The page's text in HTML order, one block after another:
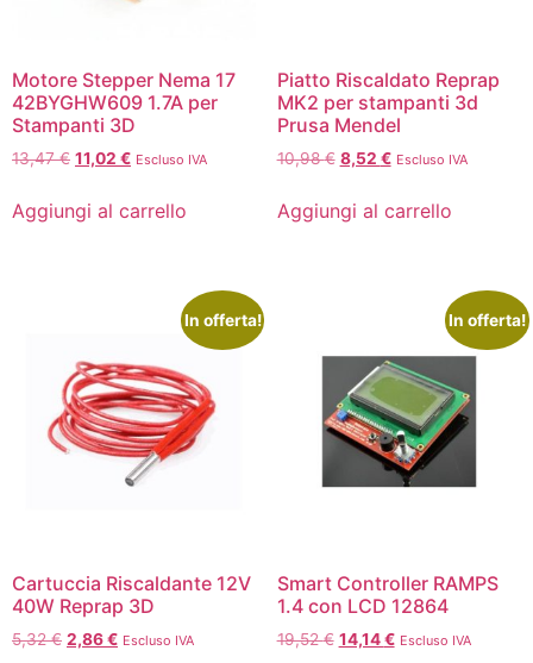
Motore Stepper Nema 17
42BYGHW609 1.7A per
Stampanti 3D
13,47€ 11,02 € Escluso IVA
Aggiungi al carrello
Piatto Riscaldato Reprap
MK2 per stampanti 3d
Prusa Mendel
10,98€ 8,52 € Escluso IVA
Aggiungi al carrello
In offerta!
Cartuccia Riscaldante 12V
40W Reprap 3D
5,32€ 2,86€ Escluso IVA
In offerta!
Smart Controller RAMPS
1.4 con LCD 12864
19,52€ 14,14€ Escluso IVA